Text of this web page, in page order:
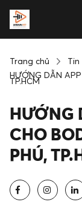
Trang chủ
HƯỚNG DẪN APP
TP.HCM
HƯỚNG
CHO
PHÚ,